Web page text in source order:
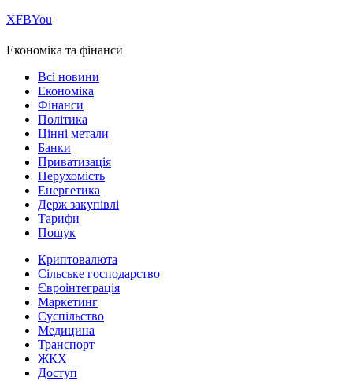
ХFBYou
Економіка та фінанси
Всі новини
Економіка
Фінанси
Політика
Цінні метали
Банки
Приватизація
Нерухомість
Енергетика
Держ закупівлі
Тарифи
Пошук
Криптовалюта
Сільське господарство
Євроінтеграція
Маркетинг
Суспільство
Медицина
Транспорт
ЖКХ
Доступ